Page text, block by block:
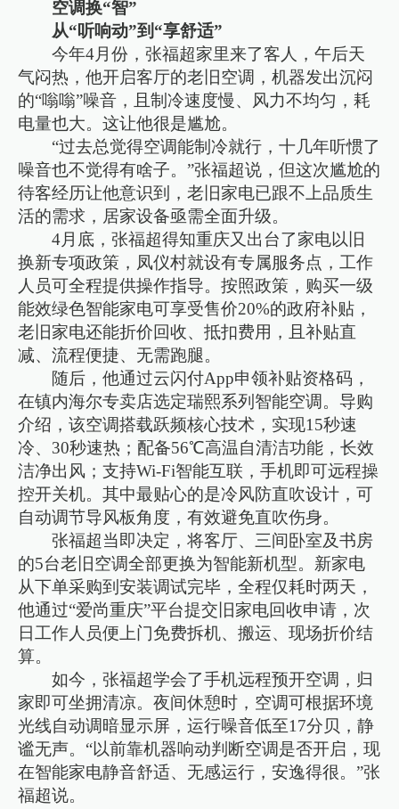
空调换“智”
从“听响动”到“享舒适”
今年4月份，张福超家里来了客人，午后天
气闷热，他开启客厅的老旧空调，机器发出沉闷
的“嗡嗡”噪音，且制冷速度慢、风力不均匀，耗
电量也大。这让他很是尴尬。
“过去总觉得空调能制冷就行，十几年听惯了
噪音也不觉得有啥子。”张福超说，但这次尴尬的
待客经历让他意识到，老旧家电已跟不上品质生
活的需求，居家设备亟需全面升级。
4月底，张福超得知重庆又出台了家电以旧
换新专项政策，凤仪村就设有专属服务点，工作
人员可全程提供操作指导。按照政策，购买一级
能效绿色智能家电可享受售价20%的政府补贴，
老旧家电还能折价回收、抵扣费用，且补贴直
减、流程便捷、无需跑腿。
随后，他通过云闪付App申领补贴资格码，
在镇内海尔专卖店选定瑞熙系列智能空调。导购
介绍，该空调搭载跃频核心技术，实现15秒速
冷、30秒速热；配备56℃高温自清洁功能，长效
洁净出风；支持Wi-Fi智能互联，手机即可远程操
控开关机。其中最贴心的是冷风防直吹设计，可
自动调节导风板角度，有效避免直吹伤身。
张福超当即决定，将客厅、三间卧室及书房
的5台老旧空调全部更换为智能新机型。新家电
从下单采购到安装调试完毕，全程仅耗时两天，
他通过“爱尚重庆”平台提交旧家电回收申请，次
日工作人员便上门免费拆机、搬运、现场折价结
算。
如今，张福超学会了手机远程预开空调，归
家即可坐拥清凉。夜间休憩时，空调可根据环境
光线自动调暗显示屏，运行噪音低至17分贝，静
谧无声。“以前靠机器响动判断空调是否开启，现
在智能家电静音舒适、无感运行，安逸得很。”张
福超说。